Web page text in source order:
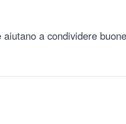
a condividere